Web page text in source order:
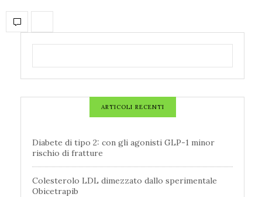
ARTICOLI RECENTI
Diabete di tipo 2: con gli agonisti GLP-1 minor
rischio di fratture
Colesterolo LDL dimezzato dallo sperimentale
Obicetrapib